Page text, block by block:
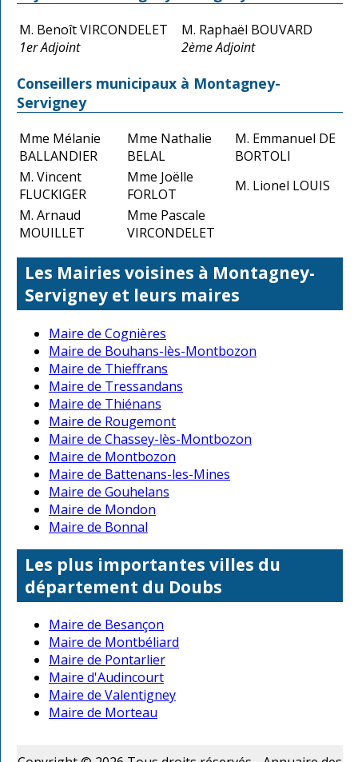
M. Benoît VIRCONDELET
1er Adjoint
M. Raphaël BOUVARD
2ème Adjoint
Conseillers municipaux à Montagney-
Servigney
Mme Mélanie
BALLANDIER
Mme Nathalie
BELAL
M. Emmanuel DE
BORTOLI
M. Vincent
FLUCKIGER
Mme Joëlle
FORLOT
M. Lionel LOUIS
M. Arnaud
MOUILLET
Mme Pascale
VIRCONDELET
Les Mairies voisines à Montagney-
Servigney et leurs maires
Maire de Cognières
Maire de Bouhans-lès-Montbozon
Maire de Thieffrans
Maire de Tressandans
Maire de Thiénans
Maire de Rougemont
Maire de Chassey-lès-Montbozon
Maire de Montbozon
Maire de Battenans-les-Mines
Maire de Gouhelans
Maire de Mondon
Maire de Bonnal
Les plus importantes villes du
département du Doubs
Maire de Besançon
Maire de Montbéliard
Maire de Pontarlier
Maire d'Audincourt
Maire de Valentigney
Maire de Morteau